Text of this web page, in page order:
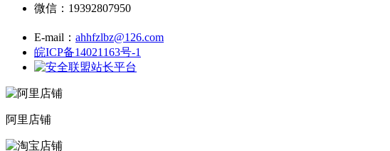
微信：19392807950
E-mail： ahhfzlbz@126.com
皖ICP备14021163号-1
阿里店铺